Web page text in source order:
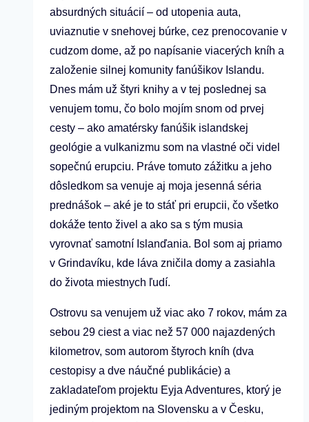
absurdných situácií – od utopenia auta,
uviaznutie v snehovej búrke, cez prenocovanie v
cudzom dome, až po napísanie viacerých kníh a
založenie silnej komunity fanúšikov Islandu.
Dnes mám už štyri knihy a v tej poslednej sa
venujem tomu, čo bolo mojím snom od prvej
cesty – ako amatérsky fanúšik islandskej
geológie a vulkanizmu som na vlastné oči videl
sopečnú erupciu. Práve tomuto zážitku a jeho
dôsledkom sa venuje aj moja jesenná séria
prednášok – aké je to stáť pri erupcii, čo všetko
dokáže tento živel a ako sa s tým musia
vyrovnať samotní Islanďania. Bol som aj priamo
v Grindavíku, kde láva zničila domy a zasiahla
do života miestnych ľudí.
Ostrovu sa venujem už viac ako 7 rokov, mám za
sebou 29 ciest a viac než 57 000 najazdených
kilometrov, som autorom štyroch kníh (dva
cestopisy a dve náučné publikácie) a
zakladateľom projektu Eyja Adventures, ktorý je
jediným projektom na Slovensku a v Česku,